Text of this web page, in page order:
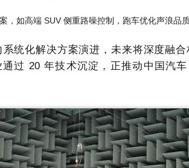
，如高端 SUV 侧重路噪控制，跑车优化声浪品质
统化解决方案演进，未来将深度融
过 20 年技术沉淀，正推动中国汽